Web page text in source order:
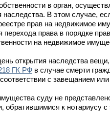
в орган,
В этом случае,
прав на недвижимое
права в порядке
на недвижимое
открытия наследства
ГК РФ в случае смерти
с завещанием или
суду не
к нотариусу с